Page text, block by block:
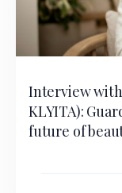
Interview
KLYITA):
future of